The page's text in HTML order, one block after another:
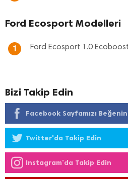
Ford Ecosport Modelleri
1 Ford Ecosport 1.0
Bizi Takip Edin
Facebook Sayfamızı Beğenin
Twitter'da Takip Edin
Instagram'da Takip Edin